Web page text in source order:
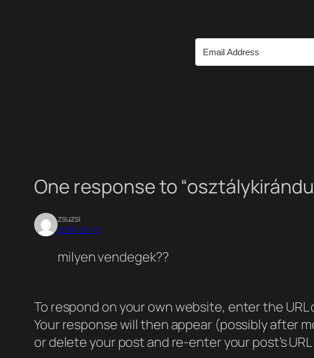
One response to
zsuzsi
2006-05-13
milyen vendegek??
To respond on your own website, enter the
Your response will then appear (possibly after
or delete your post and re-enter your post’s